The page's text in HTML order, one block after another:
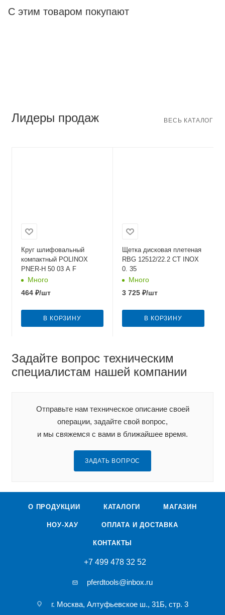
С этим товаром покупают
Лидеры продаж ВЕСЬ КАТАЛОГ
Круг шлифовальный
компактный POLINOX
PNER-Н 50 03 А F
Много
464 ₽/шт
В КОРЗИНУ
Щетка дисковая плетеная
RBG 12512/22.2 CТ INOX
0. 35
Много
3 725 ₽/шт
В КОРЗИНУ
Задайте вопрос техническим
специалистам нашей компании
Отправьте нам техническое описание своей
операции, задайте свой вопрос,
и мы свяжемся с вами в ближайшее время.
ЗАДАТЬ ВОПРОС
О ПРОДУКЦИИ КАТАЛОГИ МАГАЗИН
НОУ-ХАУ ОПЛАТА И ДОСТАВКА
КОНТАКТЫ
+7 499 478 32 52
pferdtools@inbox.ru
г. Москва, Алтуфьевское ш., 31Б, стр. 3